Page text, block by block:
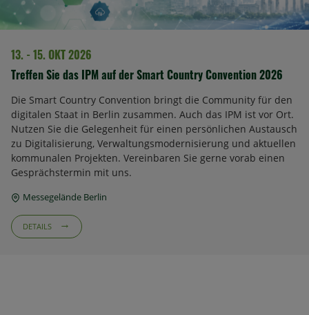
13. - 15. OKT 2026
Treffen Sie das IPM auf der Smart Country Convention 2026
Die Smart Country Convention bringt die Community für den
digitalen Staat in Berlin zusammen. Auch das IPM ist vor Ort.
Nutzen Sie die Gelegenheit für einen persönlichen Austausch
zu Digitalisierung, Verwaltungsmodernisierung und aktuellen
kommunalen Projekten. Vereinbaren Sie gerne vorab einen
Gesprächstermin mit uns.
Messegelände Berlin
DETAILS